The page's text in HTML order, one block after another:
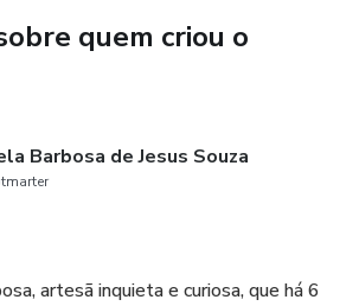
quem criou o
Barbosa de Jesus Souza
artesã inquieta e curiosa, que há 6